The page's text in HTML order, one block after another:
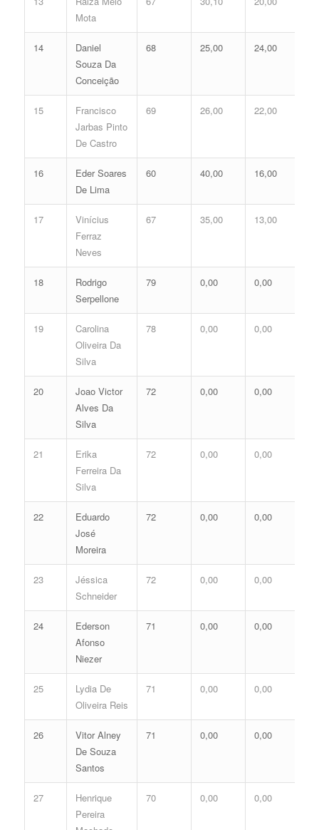
Mota
14
Daniel
Souza Da
Conceição
68 25,00 24,00
15
Francisco
Jarbas Pinto
De Castro
69 26,00 22,00
16
Eder Soares
De Lima
60 40,00 16,00
17
Vinícius
Ferraz
Neves
67 35,00 13,00
18
Rodrigo
Serpellone
79 0,00 0,00
19
Carolina
Oliveira Da
Silva
78 0,00 0,00
20
Joao Victor
Alves Da
Silva
72 0,00 0,00
21
Erika
Ferreira Da
Silva
72 0,00 0,00
22
Eduardo
José
Moreira
72 0,00 0,00
23
Jéssica
Schneider
72 0,00 0,00
24
Ederson
Afonso
Niezer
71 0,00 0,00
25
Lydia De
Oliveira Reis
71 0,00 0,00
26
Vitor Alney
De Souza
Santos
71 0,00 0,00
27
Henrique
Pereira
70 0,00 0,00